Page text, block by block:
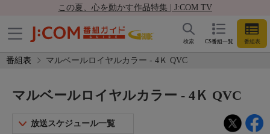
この夏、心を動かす作品特集 | J:COM TV
CS番組一覧 番組表
検索
番組表 マルベールロイヤルカラー - 4Ｋ QVC
マルベールロイヤルカラー - 4Ｋ QVC
放送スケジュール一覧